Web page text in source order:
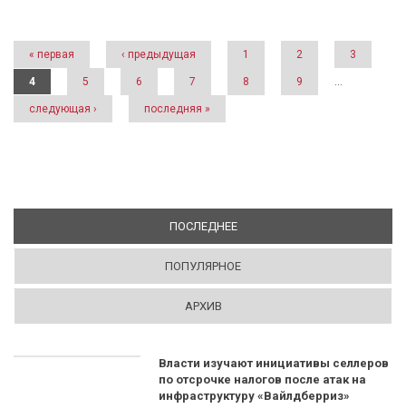
Страницы
« первая ‹ предыдущая 1 2 3
4 5 6 7 8 9 …
следующая › последняя »
ПОСЛЕДНЕЕ(АКТИВНАЯ ВКЛАДКА)
ПОПУЛЯРНОЕ
АРХИВ
Власти изучают инициативы селлеров
по отсрочке налогов после атак на
инфраструктуру «Вайлдберриз»